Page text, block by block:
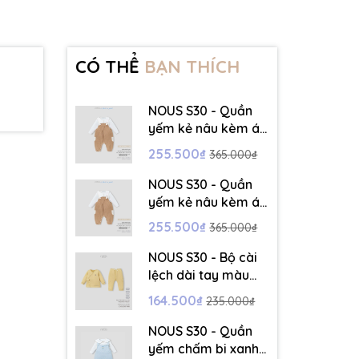
CÓ THỂ BẠN THÍCH
NOUS S30 - Quần
yếm kẻ nâu kèm áo
dài tay màu trắng -
3-6M - SS26.T5C
255.500₫ 365.000₫
NOUS S30 - Quần
yếm kẻ nâu kèm áo
dài tay màu trắng -
6-9M - SS26.T5C
255.500₫ 365.000₫
NOUS S30 - Bộ cài
lệch dài tay màu
vàng thêu trang trí
- 12-18M - SS26.T5C
164.500₫ 235.000₫
NOUS S30 - Quần
yếm chấm bi xanh